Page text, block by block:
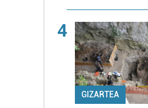
4
GIZARTEA